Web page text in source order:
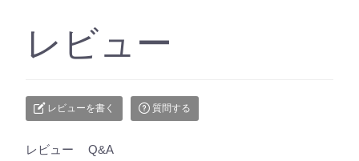
レビュー
レビューを書く 質問する
レビュー Q&A